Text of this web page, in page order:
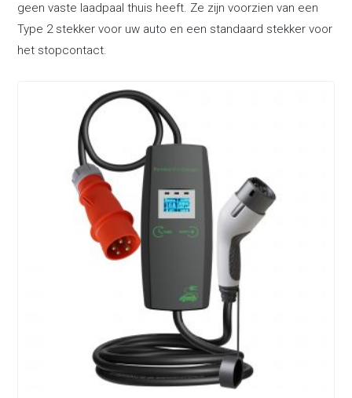
geen vaste laadpaal thuis heeft. Ze zijn voorzien van een
Type 2 stekker voor uw auto en een standaard stekker voor
het stopcontact.